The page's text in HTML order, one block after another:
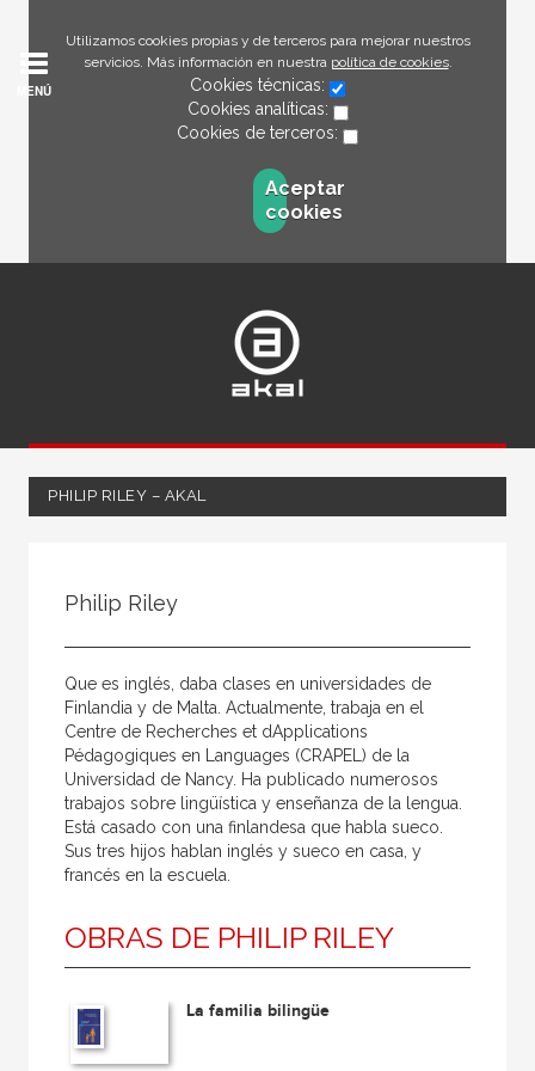
Utilizamos cookies propias y de terceros para mejorar nuestros
servicios. Más información en nuestra política de cookies.
Cookies técnicas:
Cookies analíticas:
Cookies de terceros:
Aceptar
cookies
MENÚ
PHILIP RILEY – AKAL
Coordinador
Editor
Editora
Escritor
Escritora
Prologuista
Traductora
Philip Riley
Que es inglés, daba clases en universidades de
Finlandia y de Malta. Actualmente, trabaja en el
Centre de Recherches et dApplications
Pédagogiques en Languages (CRAPEL) de la
Universidad de Nancy. Ha publicado numerosos
trabajos sobre lingüística y enseñanza de la lengua.
Está casado con una finlandesa que habla sueco.
Sus tres hijos hablan inglés y sueco en casa, y
francés en la escuela.
OBRAS DE PHILIP RILEY
La familia bilingüe